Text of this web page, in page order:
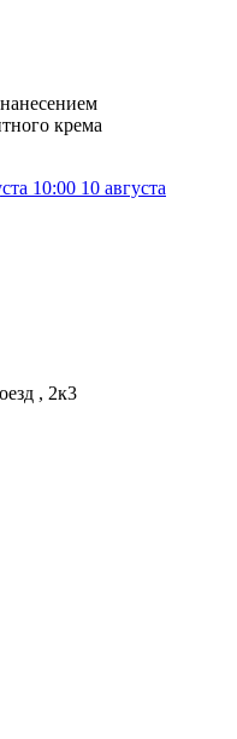
крема
10:00 10 августа
, 2к3